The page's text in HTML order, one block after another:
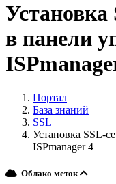
Установка
в панели
Портал
База знаний
SSL
Установка SSL-
ISPmanager 4
Облако меток